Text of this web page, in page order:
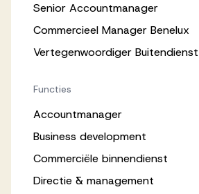
Senior Accountmanager
Commercieel Manager Benelux
Vertegenwoordiger Buitendienst
Functies
Accountmanager
Business development
Commerciële binnendienst
Directie & management